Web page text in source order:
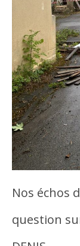
Nos échos
question